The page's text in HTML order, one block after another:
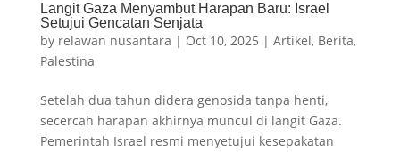
Langit Gaza Menyambut Harapan Baru: Israel
Setujui Gencatan Senjata
by relawan nusantara | Oct 10, 2025 | Artikel, Berita,
Palestina
Setelah dua tahun didera genosida tanpa henti,
secercah harapan akhirnya muncul di langit Gaza.
Pemerintah Israel resmi menyetujui kesepakatan